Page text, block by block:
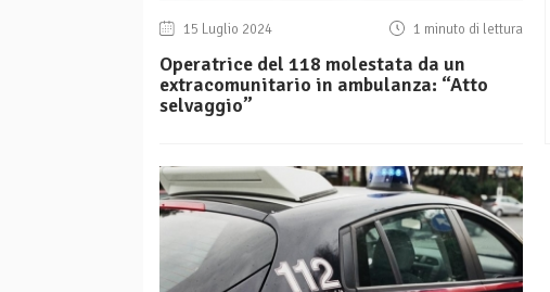
15 Luglio 2024 1 minuto di lettura
Operatrice del 118 molestata da un
extracomunitario in ambulanza: “Atto
selvaggio”